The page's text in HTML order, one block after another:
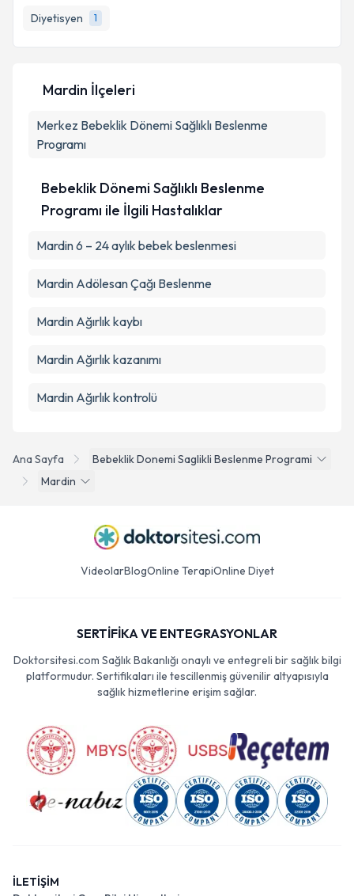
Diyetisyen
1
Ana Sayfa
Bebeklik Donemi Saglikli Beslenme Programi
Mardin
Mardin İlçeleri
Merkez Bebeklik Dönemi Sağlıklı Beslenme
Programı
Bebeklik Dönemi Sağlıklı Beslenme
Programı ile İlgili Hastalıklar
Mardin 6 – 24 aylık bebek beslenmesi
Mardin Adölesan Çağı Beslenme
Mardin Ağırlık kaybı
Mardin Ağırlık kazanımı
Mardin Ağırlık kontrolü
VideolarBlogOnline TerapiOnline Diyet
SERTİFİKA VE ENTEGRASYONLAR
Doktorsitesi.com Sağlık Bakanlığı onaylı ve entegreli bir sağlık bilgi
platformudur. Sertifikaları ile tescillenmiş güvenilir altyapısıyla
sağlık hizmetlerine erişim sağlar.
İLETİŞİM